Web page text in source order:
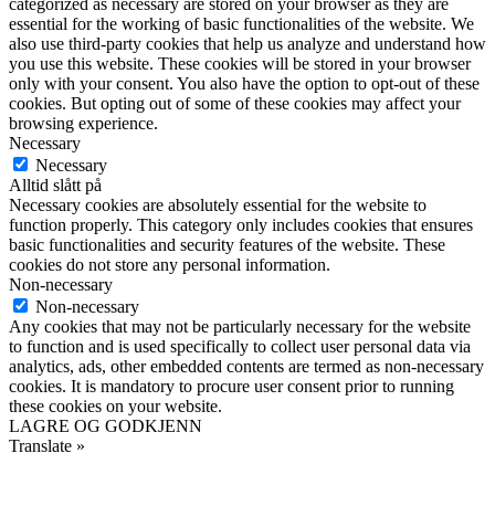
categorized as necessary are stored on your browser as they are
essential for the working of basic functionalities of the website. We
also use third-party cookies that help us analyze and understand how
you use this website. These cookies will be stored in your browser
only with your consent. You also have the option to opt-out of these
cookies. But opting out of some of these cookies may affect your
browsing experience.
Necessary
Necessary
Alltid slått på
Necessary cookies are absolutely essential for the website to
function properly. This category only includes cookies that ensures
basic functionalities and security features of the website. These
cookies do not store any personal information.
Non-necessary
Non-necessary
Any cookies that may not be particularly necessary for the website
to function and is used specifically to collect user personal data via
analytics, ads, other embedded contents are termed as non-necessary
cookies. It is mandatory to procure user consent prior to running
these cookies on your website.
LAGRE OG GODKJENN
Translate »